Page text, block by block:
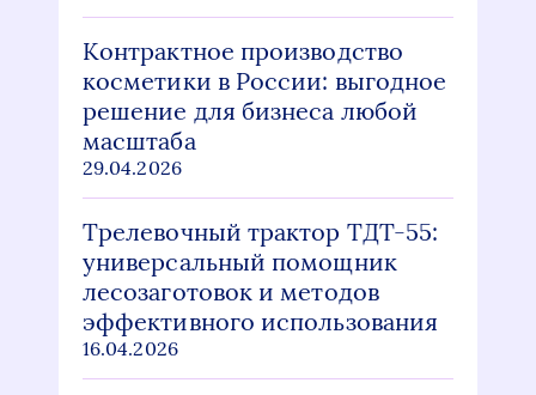
Контрактное производство
косметики в России: выгодное
решение для бизнеса любой
масштаба
29.04.2026
Трелевочный трактор ТДТ-55:
универсальный помощник
лесозаготовок и методов
эффективного использования
16.04.2026